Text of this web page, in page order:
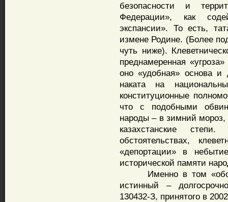
безопасности и
Федерации», как
экспансии». То есть,
измене Родине. (Более
чуть ниже).
преднамеренная
оно «удобная» основа и
наката на
конституционные
что с подобными
народы – в зимний мороз,
казахстанские
обстоятельствах,
«депортации» в
исторической памяти
Именно в том
истинный –
130432-З, принятого в